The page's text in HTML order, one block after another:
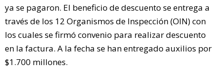
ya se pagaron. El beneficio de descuento se entrega a
través de los 12 Organismos de Inspección (OIN) con
los cuales se firmó convenio para realizar descuento
en la factura. A la fecha se han entregado auxilios por
$1.700 millones.